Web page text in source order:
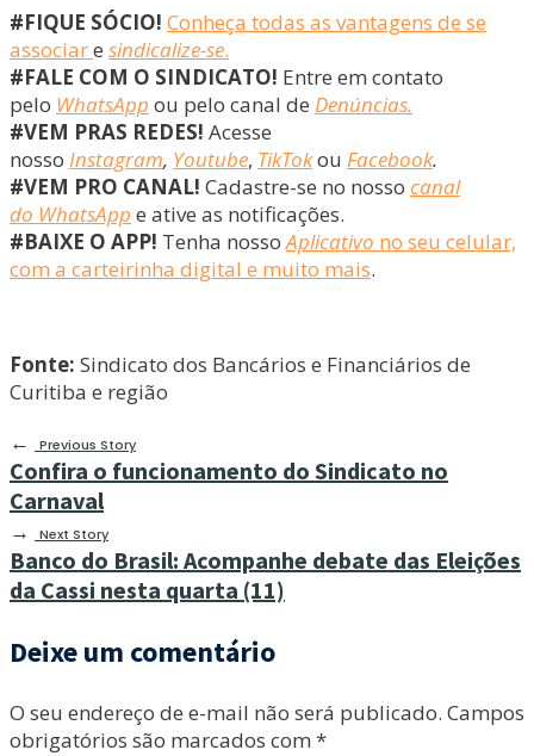
#FIQUE SÓCIO! Conheça todas as vantagens de se
associare sindicalize-se.
#FALE COM O SINDICATO! Entre em contato
pelo WhatsApp ou pelo canal de Denúncias.
#VEM PRAS REDES! Acesse
nosso Instagram, Youtube, TikTokou Facebook.
#VEM PRO CANAL! Cadastre-se no nosso canal
do WhatsApp e ative as notificações.
#BAIXE O APP! Tenha nossoAplicativo no seu celular,
com a carteirinha digital e muito mais.
Fonte: Sindicato dos Bancários e Financiários de
Curitiba e região
←
Previous Story
Confira o funcionamento do Sindicato no
Carnaval
→ Next Story
Banco do Brasil: Acompanhe debate das Eleições
da Cassi nesta quarta (11)
Deixe um comentário
O seu endereço de e-mail não será publicado. Campos
obrigatórios são marcados com *